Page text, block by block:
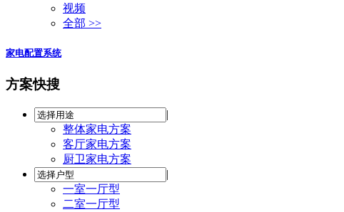
视频
全部 >>
家电配置系统
方案快搜
|
整体家电方案
客厅家电方案
厨卫家电方案
|
一室一厅型
二室一厅型